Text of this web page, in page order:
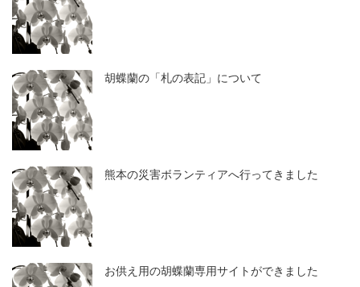
胡蝶蘭の「札の表記」について
熊本の災害ボランティアへ行ってきました
お供え用の胡蝶蘭専用サイトができました